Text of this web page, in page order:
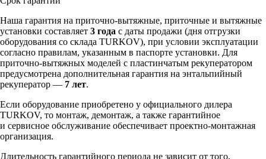
Наша гарантия на приточно-вытяжные, приточные и вытяжные
установки составляет 3 года с даты продажи (дня отгрузки
оборудования со склада TURKOV), при условии эксплуатации
согласно правилам, указанным в паспорте установки. Для
приточно-вытяжных моделей с пластинчатым рекуператором
предусмотрена дополнительная гарантия на энтальпийный
рекуператор — 7 лет.
Если оборудование приобретено у официального дилера
TURKOV, то монтаж, демонтаж, а также гарантийное
и сервисное обслуживание обеспечивает проектно-монтажная
организация.
Длительность гарантийного периода не зависит от того,